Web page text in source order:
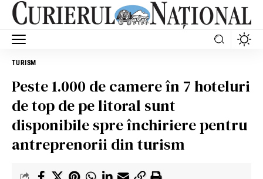
TURISM
Peste 1.000 de camere în 7 hoteluri
de top de pe litoral sunt
disponibile spre închiriere pentru
antreprenorii din turism